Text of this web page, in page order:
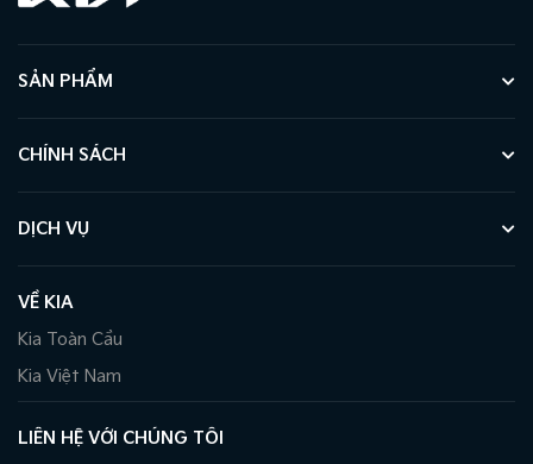
SẢN PHẨM
CHÍNH SÁCH
DỊCH VỤ
VỀ KIA
Kia Toàn Cầu
Kia Việt Nam
LIÊN HỆ VỚI CHÚNG TÔI